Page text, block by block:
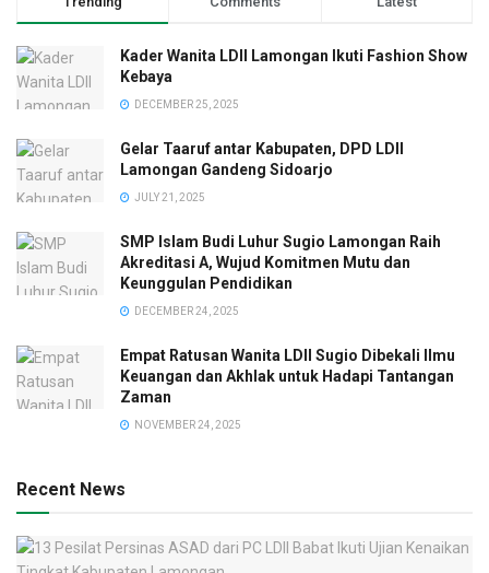
Kader Wanita LDII Lamongan Ikuti Fashion Show
Kebaya
DECEMBER 25, 2025
Gelar Taaruf antar Kabupaten, DPD LDII
Lamongan Gandeng Sidoarjo
JULY 21, 2025
SMP Islam Budi Luhur Sugio Lamongan Raih
Akreditasi A, Wujud Komitmen Mutu dan
Keunggulan Pendidikan
DECEMBER 24, 2025
Empat Ratusan Wanita LDII Sugio Dibekali Ilmu
Keuangan dan Akhlak untuk Hadapi Tantangan
Zaman
NOVEMBER 24, 2025
Recent News